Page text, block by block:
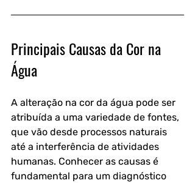
Principais Causas da Cor na
Água
A alteração na cor da água pode ser
atribuída a uma variedade de fontes,
que vão desde processos naturais
até a interferência de atividades
humanas. Conhecer as causas é
fundamental para um diagnóstico